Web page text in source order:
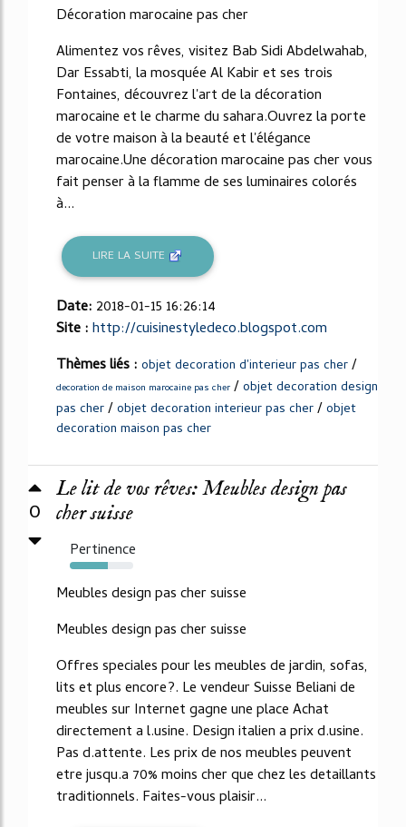
Décoration marocaine pas cher
Alimentez vos rêves, visitez Bab Sidi Abdelwahab,
Dar Essabti, la mosquée Al Kabir et ses trois
Fontaines, découvrez l'art de la décoration
marocaine et le charme du sahara.Ouvrez la porte
de votre maison à la beauté et l'élégance
marocaine.Une décoration marocaine pas cher vous
fait penser à la flamme de ses luminaires colorés
à...
LIRE LA SUITE
Date: 2018-01-15 16:26:14
Site :http://cuisinestyledeco.blogspot.com
Thèmes liés : objet decoration d'interieur pas cher/
decoration de maison marocaine pas cher /objet decoration design
pas cher/objet decoration interieur pas cher/objet
decoration maison pas cher
0
Le lit de vos rêves: Meubles design pas
cher suisse
Pertinence
60%
Meubles design pas cher suisse
Meubles design pas cher suisse
Offres speciales pour les meubles de jardin, sofas,
lits et plus encore?. Le vendeur Suisse Beliani de
meubles sur Internet gagne une place Achat
directement a l.usine. Design italien a prix d.usine.
Pas d.attente. Les prix de nos meubles peuvent
etre jusqu.a 70% moins cher que chez les detaillants
traditionnels. Faites-vous plaisir...